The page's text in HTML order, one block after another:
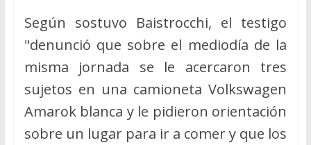
Según sostuvo Baistrocchi, el testigo
"denunció que sobre el mediodía de la
misma jornada se le acercaron tres
sujetos en una camioneta Volkswagen
Amarok blanca y le pidieron orientación
sobre un lugar para ir a comer y que los